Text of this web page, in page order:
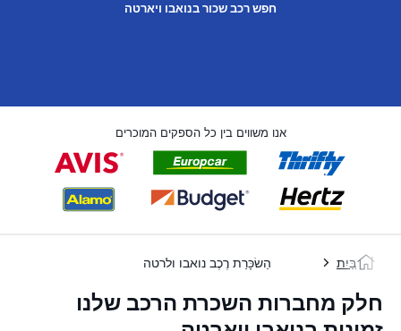
חפש רכב שכור בנואבו ויארטה
אנו משווים בין כל הספקים המוכרים
בַּיִת הַשׂכָּרַת רֶכֶב נואבו ולרטה
חלק מחברות השכרת הרכב שלנו